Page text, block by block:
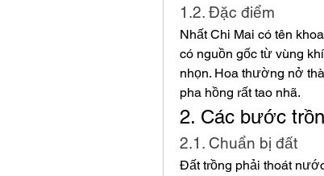
1.2. Đặc điểm
Nhất Chi Mai có tên
có nguồn gốc từ vùng
nhọn. Hoa thường nở
pha hồng rất tao nhã.
2. Các bước
2.1. Chuẩn bị đất
Đất trồng phải thoát